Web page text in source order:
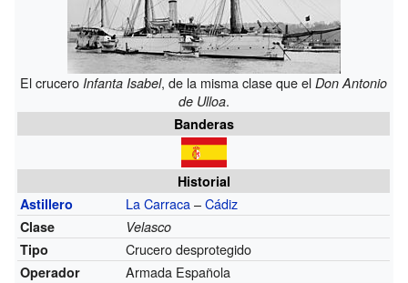
El crucero Infanta Isabel, de la misma clase que elDon Antonio
de Ulloa.
Banderas
Historial
Astillero
La Carraca–Cádiz
Clase
Velasco
Tipo
Crucero desprotegido
Operador Armada Española